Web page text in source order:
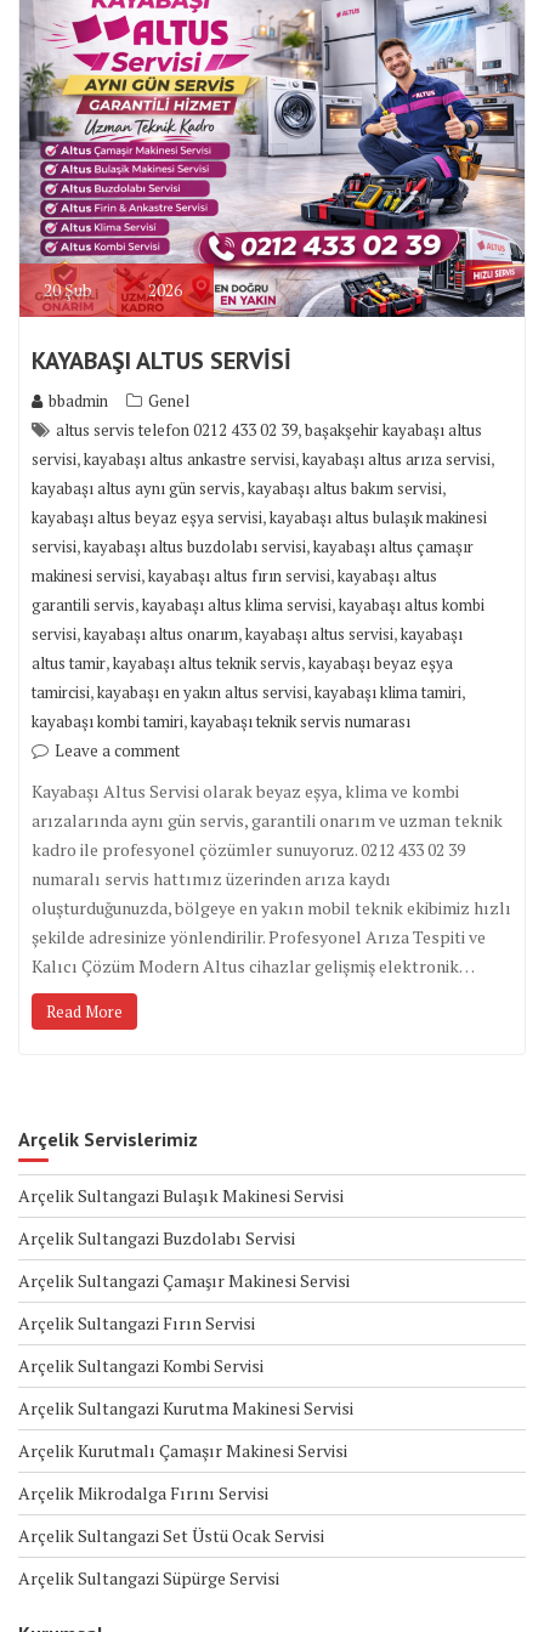
20Şub 2026
KAYABAŞI ALTUS SERVİSİ
bbadmin
Genel
altus servis telefon 0212 433 02 39,başakşehir kayabaşı altus
servisi,kayabaşı altus ankastre servisi,kayabaşı altus arıza servisi,
kayabaşı altus aynı gün servis,kayabaşı altus bakım servisi,
kayabaşı altus beyaz eşya servisi,kayabaşı altus bulaşık makinesi
servisi,kayabaşı altus buzdolabı servisi,kayabaşı altus çamaşır
makinesi servisi,kayabaşı altus fırın servisi,kayabaşı altus
garantili servis,kayabaşı altus klima servisi,kayabaşı altus kombi
servisi,kayabaşı altus onarım,kayabaşı altus servisi,kayabaşı
altus tamir,kayabaşı altus teknik servis,kayabaşı beyaz eşya
tamircisi,kayabaşı en yakın altus servisi,kayabaşı klima tamiri,
kayabaşı kombi tamiri,kayabaşı teknik servis numarası
Leave a comment
Kayabaşı Altus Servisi olarak beyaz eşya, klima ve kombi
arızalarında aynı gün servis, garantili onarım ve uzman teknik
kadro ile profesyonel çözümler sunuyoruz. 0212 433 02 39
numaralı servis hattımız üzerinden arıza kaydı
oluşturduğunuzda, bölgeye en yakın mobil teknik ekibimiz hızlı
şekilde adresinize yönlendirilir. Profesyonel Arıza Tespiti ve
Kalıcı Çözüm Modern Altus cihazlar gelişmiş elektronik…
Read More
Arçelik Servislerimiz
Arçelik Sultangazi Bulaşık Makinesi Servisi
Arçelik Sultangazi Buzdolabı Servisi
Arçelik Sultangazi Çamaşır Makinesi Servisi
Arçelik Sultangazi Fırın Servisi
Arçelik Sultangazi Kombi Servisi
Arçelik Sultangazi Kurutma Makinesi Servisi
Arçelik Kurutmalı Çamaşır Makinesi Servisi
Arçelik Mikrodalga Fırını Servisi
Arçelik Sultangazi Set Üstü Ocak Servisi
Arçelik Sultangazi Süpürge Servisi